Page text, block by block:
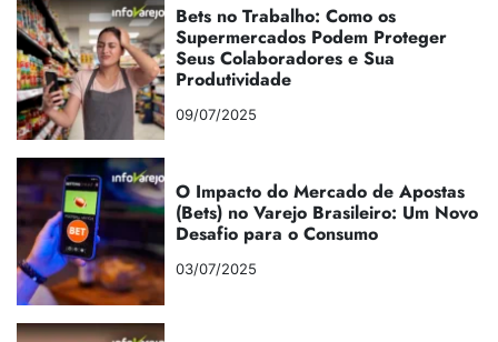
Bets no Trabalho: Como os
Supermercados Podem Proteger
Seus Colaboradores e Sua
Produtividade
09/07/2025
O Impacto do Mercado de Apostas
(Bets) no Varejo Brasileiro: Um Novo
Desafio para o Consumo
03/07/2025